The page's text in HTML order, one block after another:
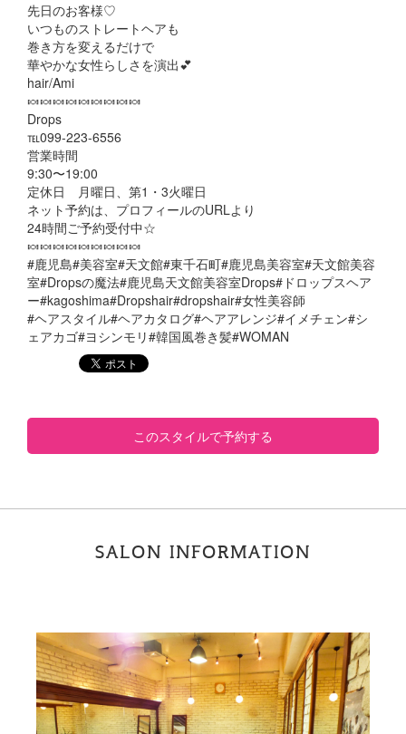
先日のお客様♡
いつものストレートヘアも
巻き方を変えるだけで
華やかな女性らしさを演出💕
hair/Ami
🍬🍬🍬🍬🍬🍬🍬🍬🍬
Drops
℡099-223-6556
営業時間
9:30〜19:00
定休日 月曜日、第1・3火曜日
ネット予約は、プロフィールのURLより
24時間ご予約受付中☆
🍬🍬🍬🍬🍬🍬🍬🍬🍬
#鹿児島#美容室#天文館#東千石町#鹿児島美容室#天文館美容
室#Dropsの魔法#鹿児島天文館美容室Drops#ドロップスヘア
ー#kagoshima#Dropshair#dropshair#女性美容師
#ヘアスタイル#ヘアカタログ#ヘアアレンジ#イメチェン#シ
ェアカゴ#ヨシンモリ#韓国風巻き髪#WOMAN
このスタイルで予約する
SALON INFORMATION